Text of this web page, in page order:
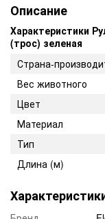
Описание
Характеристики
(трос) зеленая
Страна-
Вес животного
Цвет
Материал
Тип
Длина (м)